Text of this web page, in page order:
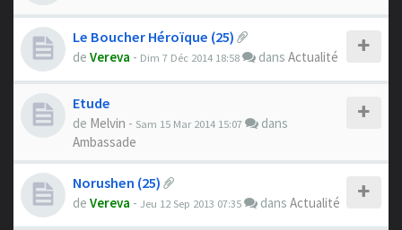
Le Boucher Héroïque (25)
de Vereva - Dim 7 Déc 2014 18:58 dans Actualité
Etude
de Melvin - Sam 15 Mar 2014 15:07
dans
Ambassade
Norushen (25)
de Vereva - Jeu 12 Sep 2013 07:35 dans Actualité